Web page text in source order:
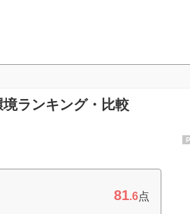
境ランキング・比較
81.6点